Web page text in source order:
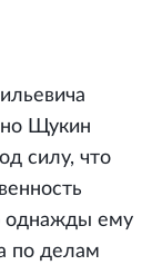
Щукин
силу, что
однажды ему
по делам